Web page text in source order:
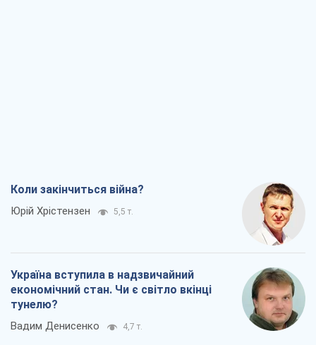
Коли закінчиться війна?
Юрій Хрістензен 5,5 т.
Україна вступила в надзвичайний
економічний стан. Чи є світло вкінці
тунелю?
Вадим Денисенко 4,7 т.